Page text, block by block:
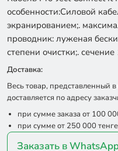
особенности:Силовой
экранированием;.
проводник: луженая
степени очистки;.
Доставка:
Весь товар,
доставляется по адресу
при сумме заказа от 100
при сумме от 250 000
Заказать в